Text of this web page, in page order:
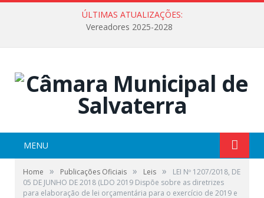
ÚLTIMAS ATUALIZAÇÕES:
Vereadores 2025-2028
MENU
Home » Publicações Oficiais » Leis »
LEI Nº 1207/2018, DE
05 DE JUNHO DE 2018 (LDO 2019 Dispõe sobre as diretrizes
para elaboração de lei orçamentária para o exercício de 2019 e